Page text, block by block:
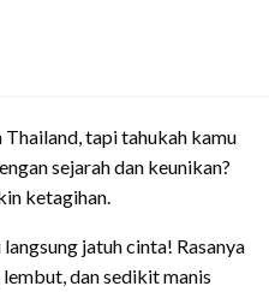
tapi tahukah kamu
sejarah dan keunikan?
ketagihan.
jatuh cinta! Rasanya
dan sedikit manis